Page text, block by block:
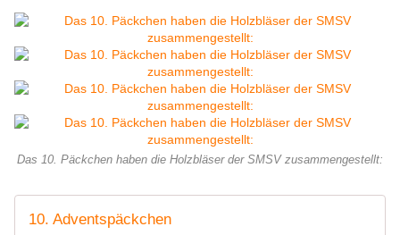
Das 10. Päckchen haben die Holzbläser der SMSV zusammengestellt:
10. Adventspäckchen